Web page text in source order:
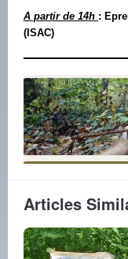
A partir de 14h :
(ISAC)
Articles